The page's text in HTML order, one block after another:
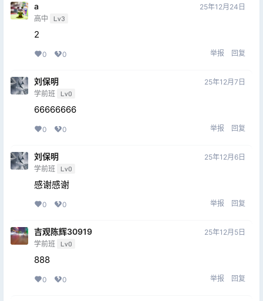
a
高中 Lv3
25年12月24日
2
0 0 举报 回复
刘保明
学前班 Lv0
25年12月7日
66666666
0 0 举报 回复
刘保明
学前班 Lv0
25年12月6日
感谢感谢
0 0 举报 回复
吉观陈辉30919
学前班 Lv0
25年12月5日
888
0 0 举报 回复